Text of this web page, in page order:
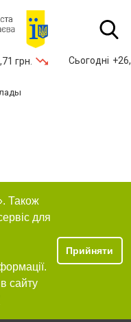
грн. Сьогодні
Також
для
сайту
Прийняти